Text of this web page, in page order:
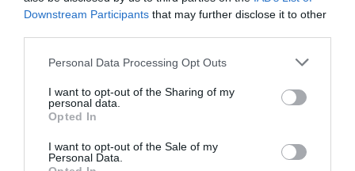
Downstream Participants that may further disclose it to other
Please note that this website/app uses one or more Google
not limited to your visit or usage behaviour. You may click to
grant or deny consent to Google and its third-party tags to
use your data for below specified purposes in below Google
consent section.
Personal Data Processing Opt Outs
I want to opt-out of the Sharing of my
personal data.
Opted In
I want to opt-out of the Sale of my
Personal Data.